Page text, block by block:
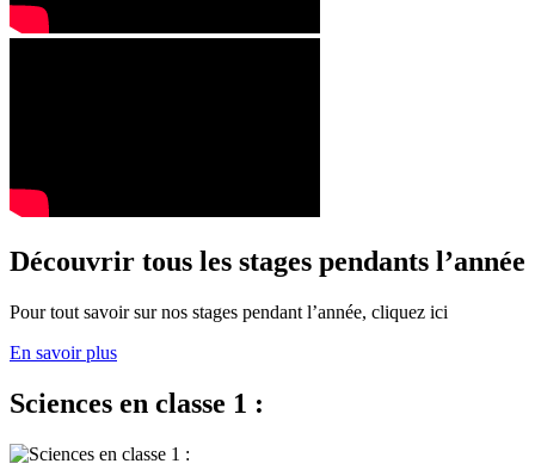
Découvrir tous les stages pendants l’année
Pour tout savoir sur nos stages pendant l’année, cliquez ici
En savoir plus
Sciences en classe 1 :